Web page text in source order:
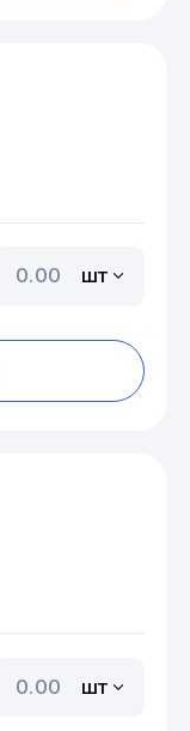
шт
шт